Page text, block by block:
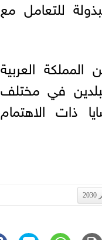
للتعامل مع
المملكة العربية
في مختلف
ذات الاهتمام